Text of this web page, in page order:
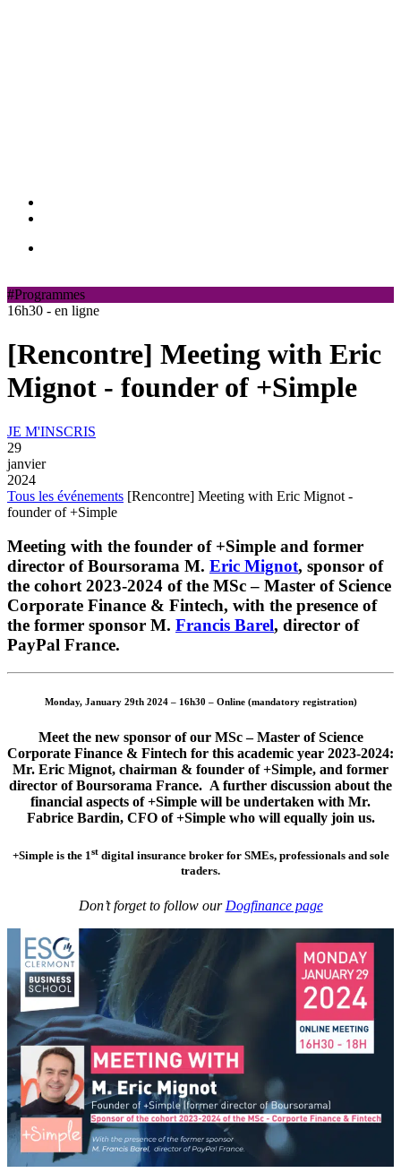
#Programmes
16h30 - en ligne
[Rencontre] Meeting with Eric
Mignot - founder of +Simple
JE M'INSCRIS
29
janvier
2024
Tous les événements [Rencontre] Meeting with Eric Mignot -
founder of +Simple
Meeting with the founder of +Simple and former
director of Boursorama M. Eric Mignot, sponsor of
the cohort 2023-2024 of the MSc – Master of Science
Corporate Finance & Fintech, with the presence of
the former sponsor M. Francis Barel, director of
PayPal France.
Monday, January 29th 2024 – 16h30 – Online (mandatory registration)
Meet the new sponsor of our MSc – Master of Science
Corporate Finance & Fintech for this academic year 2023-2024:
Mr. Eric Mignot, chairman & founder of +Simple, and former
director of Boursorama France. A further discussion about the
financial aspects of +Simple will be undertaken with Mr.
Fabrice Bardin, CFO of +Simple who will equally join us.
+Simple is the 1stdigital insurance broker for SMEs, professionals and sole
traders.
Don’t forget to follow our Dogfinance page